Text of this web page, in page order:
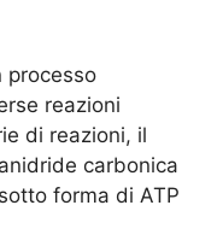
processo
reazioni
di reazioni, il
carbonica
forma di ATP